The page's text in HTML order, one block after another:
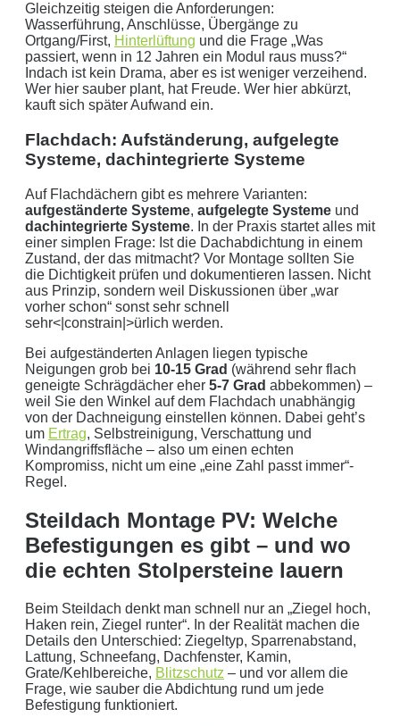
Gleichzeitig steigen die Anforderungen:
Wasserführung, Anschlüsse, Übergänge zu
Ortgang/First, Hinterlüftung und die Frage „Was
passiert, wenn in 12 Jahren ein Modul raus muss?“
Indach ist kein Drama, aber es ist weniger verzeihend.
Wer hier sauber plant, hat Freude. Wer hier abkürzt,
kauft sich später Aufwand ein.
Flachdach: Aufständerung, aufgelegte
Systeme, dachintegrierte Systeme
Auf Flachdächern gibt es mehrere Varianten:
aufgeständerte Systeme, aufgelegte Systeme und
dachintegrierte Systeme. In der Praxis startet alles mit
einer simplen Frage: Ist die Dachabdichtung in einem
Zustand, der das mitmacht? Vor Montage sollten Sie
die Dichtigkeit prüfen und dokumentieren lassen. Nicht
aus Prinzip, sondern weil Diskussionen über „war
vorher schon“ sonst sehr schnell
sehr<|constrain|>ürlich werden.
Bei aufgeständerten Anlagen liegen typische
Neigungen grob bei 10-15 Grad (während sehr flach
geneigte Schrägdächer eher 5-7 Grad abbekommen) –
weil Sie den Winkel auf dem Flachdach unabhängig
von der Dachneigung einstellen können. Dabei geht’s
um Ertrag, Selbstreinigung, Verschattung und
Windangriffsfläche – also um einen echten
Kompromiss, nicht um eine „eine Zahl passt immer“-
Regel.
Steildach Montage PV: Welche
Befestigungen es gibt – und wo
die echten Stolpersteine lauern
Beim Steildach denkt man schnell nur an „Ziegel hoch,
Haken rein, Ziegel runter“. In der Realität machen die
Details den Unterschied: Ziegeltyp, Sparrenabstand,
Lattung, Schneefang, Dachfenster, Kamin,
Grate/Kehlbereiche, Blitzschutz – und vor allem die
Frage, wie sauber die Abdichtung rund um jede
Befestigung funktioniert.